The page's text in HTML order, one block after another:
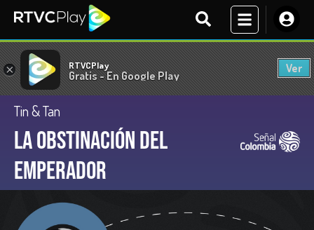
× RTVCPlay
Gratis - En Google Play
Ver
Tin & Tan
La obstinación del
emperador